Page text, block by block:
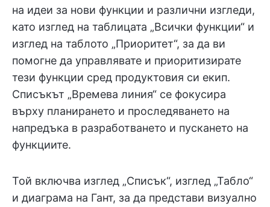
на идеи за нови функции и различни изгледи,
като изглед на таблицата „Всички функции“ и
изглед на таблото „Приоритет“, за да ви
помогне да управлявате и приоритизирате
тези функции сред продуктовия си екип.
Списъкът „Времева линия“ се фокусира
върху планирането и проследяването на
напредъка в разработването и пускането на
функциите.
Той включва изглед „Списък“, изглед „Табло“
и диаграма на Гант, за да представи визуално